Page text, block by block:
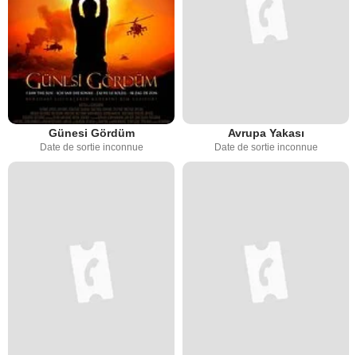
Günesi Gördüm
Date de sortie inconnue
Avrupa Yakası
Date de sortie inconnue